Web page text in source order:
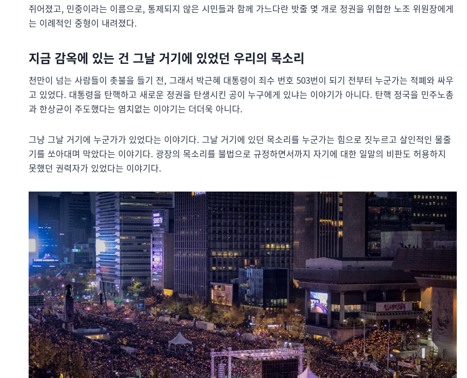
쥐어졌고, 민중이라는 이름으로, 통제되지 않은 시민들과 함께 가느다란 밧줄 몇 개로 정권을 위협한 노조 위원장에게
는 이례적인 중형이 내려졌다.
지금 감옥에 있는 건 그날 거기에 있었던 우리의 목소리
천만이 넘는 사람들이 촛불을 들기 전, 그래서 박근혜 대통령이 죄수 번호 503번이 되기 전부터 누군가는 적폐와 싸우
고 있었다. 대통령을 탄핵하고 새로운 정권을 탄생시킨 공이 누구에게 있냐는 이야기가 아니다. 탄핵 정국을 민주노총
과 한상균이 주도했다는 염치없는 이야기는 더더욱 아니다.
그냥 그날 거기에 누군가가 있었다는 이야기다. 그날 거기에 있던 목소리를 누군가는 힘으로 짓누르고 살인적인 물줄
기를 쏘아대며 막았다는 이야기다. 광장의 목소리를 불법으로 규정하면서까지 자기에 대한 일말의 비판도 허용하지
못했던 권력자가 있었다는 이야기다.